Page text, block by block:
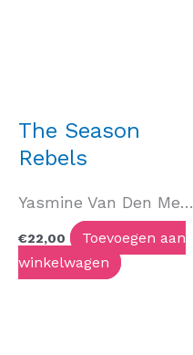
The Season
Rebels
Yasmine Van Den Meersch
€22,00
Toevoegen aan
winkelwagen